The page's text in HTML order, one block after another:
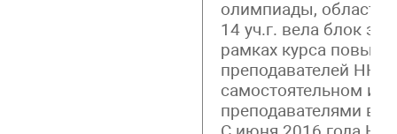
олимпиады,
14 уч.г. вела блок
рамках курса
преподавателей
самостоятельном
преподавателями